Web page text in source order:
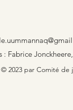
: Fabrice
© 2023 par Comité de